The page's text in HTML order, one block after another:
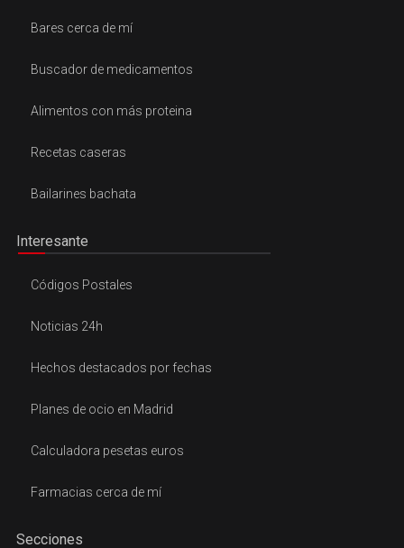
Bares cerca de mí
Buscador de medicamentos
Alimentos con más proteina
Recetas caseras
Bailarines bachata
Interesante
Códigos Postales
Noticias 24h
Hechos destacados por fechas
Planes de ocio en Madrid
Calculadora pesetas euros
Farmacias cerca de mí
Secciones